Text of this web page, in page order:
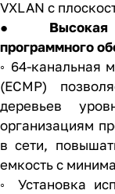
VXLAN с
● Высокая
программного
◦ 64-канальная
(ECMP)
деревьев
организациям
в сети,
емкость с
◦ Установка